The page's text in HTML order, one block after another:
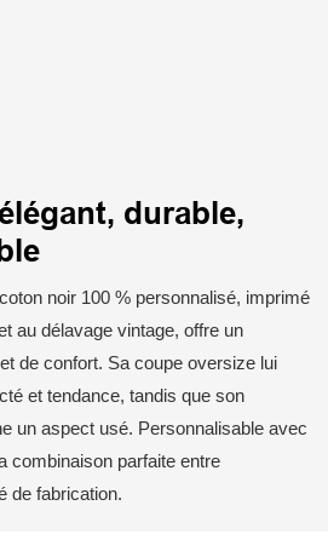
durable,
noir 100 % personnalisé, imprimé
au délavage vintage, offre un
de confort. Sa coupe oversize lui
et tendance, tandis que son
un aspect usé. Personnalisable avec
combinaison parfaite entre
de fabrication.